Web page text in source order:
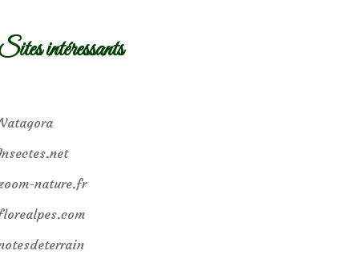
intéressants
nature.fr